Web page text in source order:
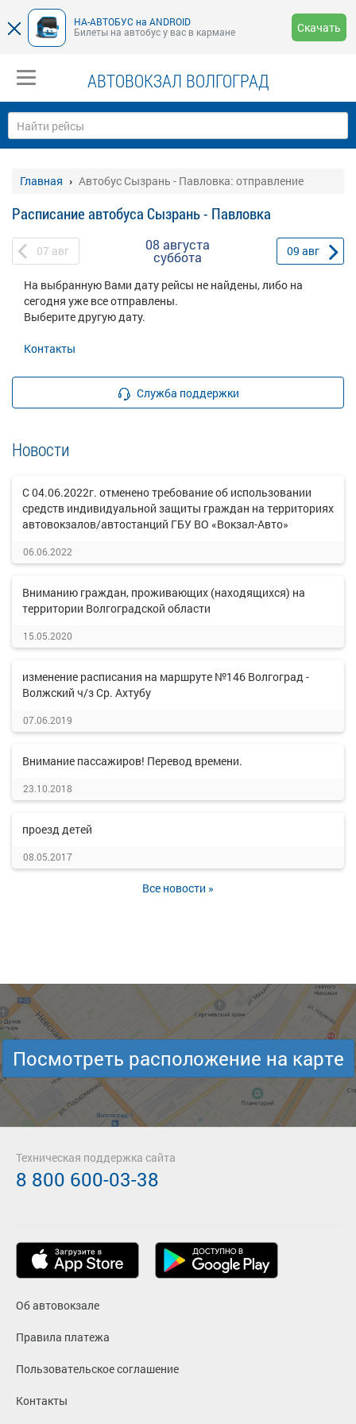
НА-АВТОБУС на ANDROID
Билеты на автобус у вас в кармане
Скачать
АВТОВОКЗАЛ ВОЛГОГРАД
Главная Автобус Сызрань - Павловка: отправление
Расписание автобуса Сызрань - Павловка
07 авг 08 августа
суббота 09 авг
На выбранную Вами дату рейсы не найдены, либо на
сегодня уже все отправлены.
Выберите другую дату.
Контакты
Служба поддержки
Новости
С 04.06.2022г. отменено требование об использовании
средств индивидуальной защиты граждан на территориях
автовокзалов/автостанций ГБУ ВО «Вокзал-Авто»
06.06.2022
Вниманию граждан, проживающих (находящихся) на
территории Волгоградской области
15.05.2020
изменение расписания на маршруте №146 Волгоград -
Волжский ч/з Ср. Ахтубу
07.06.2019
Внимание пассажиров! Перевод времени.
23.10.2018
проезд детей
08.05.2017
Все новости »
Посмотреть расположение на карте
Об автовокзале
Правила платежа
Пользовательское соглашение
Контакты
Техническая поддержка сайта
8 800 600-03-38